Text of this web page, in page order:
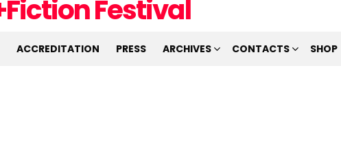
ACCREDITATION PRESS ARCHIVES CONTACTS SHOP